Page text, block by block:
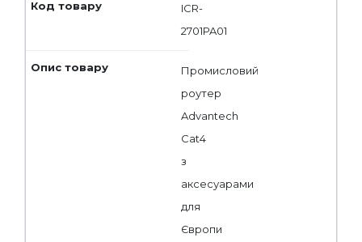
ICR-
2701PA01
Промисловий
роутер
Advantech
Cat4
з
аксесуарами
для
Європи